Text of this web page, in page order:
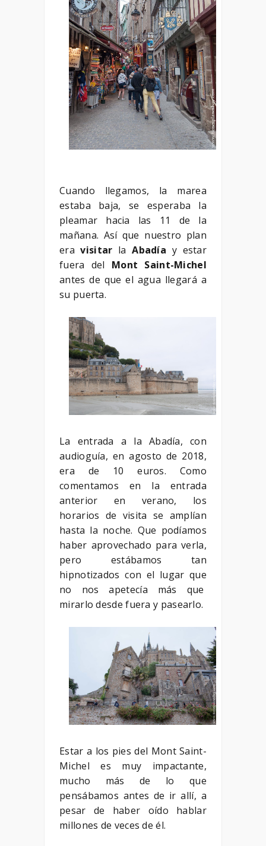
Cuando llegamos, la marea
estaba baja, se esperaba la
pleamar hacia las 11 de la
mañana. Así que nuestro plan
eravisitar laAbadía y estar
fuera del Mont Saint-Michel
antes de que el agua llegará a
su puerta.
La entrada a la Abadía, con
audioguía, en agosto de 2018,
era de 10 euros. Como
comentamos en la entrada
anterior en verano, los
horarios de visita se amplían
hasta la noche. Que podíamos
haber aprovechado para verla,
pero estábamos tan
hipnotizados con el lugar que
no nos apetecía más que
mirarlo desde fuera y pasearlo.
Estar a los pies del Mont Saint-
Michel es muy impactante,
mucho más de lo que
pensábamos antes de ir allí, a
pesar de haber oído hablar
millones de veces de él.